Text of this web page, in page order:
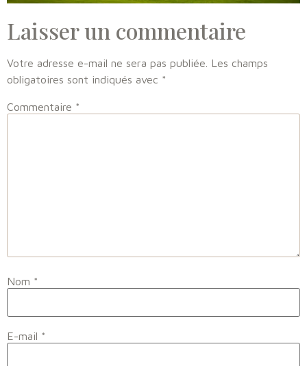
Laisser un commentaire
Votre adresse e-mail ne sera pas publiée. Les champs
obligatoires sont indiqués avec *
Commentaire *
Nom *
E-mail *